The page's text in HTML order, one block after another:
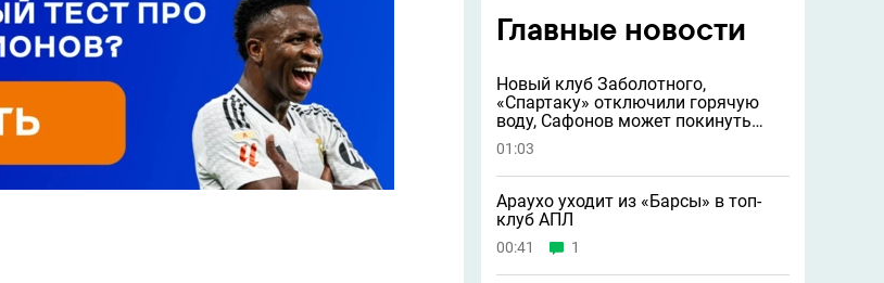
Главные новости
Новый клуб Заболотного,
«Спартаку» отключили горячую
воду, Сафонов может покинуть
«ПСЖ» и другие новости
01:03
Араухо уходит из «Барсы» в топ-
клуб АПЛ
00:41 1